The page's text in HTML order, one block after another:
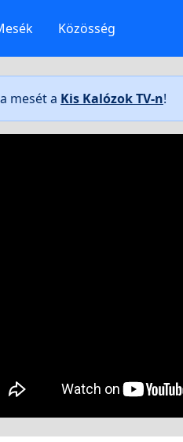
Közösség
mesét a Kis Kalózok TV-n!